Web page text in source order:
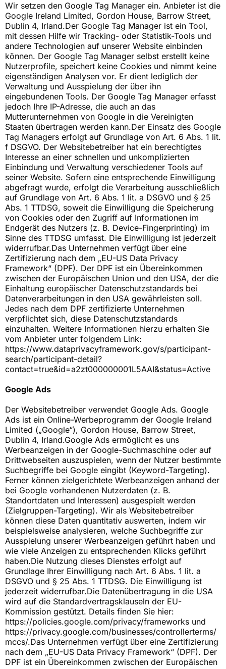
Wir setzen den Google Tag Manager ein. Anbieter ist die
Google Ireland Limited, Gordon House, Barrow Street,
Dublin 4, Irland.Der Google Tag Manager ist ein Tool,
mit dessen Hilfe wir Tracking- oder Statistik-Tools und
andere Technologien auf unserer Website einbinden
können. Der Google Tag Manager selbst erstellt keine
Nutzerprofile, speichert keine Cookies und nimmt keine
eigenständigen Analysen vor. Er dient lediglich der
Verwaltung und Ausspielung der über ihn
eingebundenen Tools. Der Google Tag Manager erfasst
jedoch Ihre IP-Adresse, die auch an das
Mutterunternehmen von Google in die Vereinigten
Staaten übertragen werden kann.Der Einsatz des Google
Tag Managers erfolgt auf Grundlage von Art. 6 Abs. 1 lit.
f DSGVO. Der Websitebetreiber hat ein berechtigtes
Interesse an einer schnellen und unkomplizierten
Einbindung und Verwaltung verschiedener Tools auf
seiner Website. Sofern eine entsprechende Einwilligung
abgefragt wurde, erfolgt die Verarbeitung ausschließlich
auf Grundlage von Art. 6 Abs. 1 lit. a DSGVO und § 25
Abs. 1 TTDSG, soweit die Einwilligung die Speicherung
von Cookies oder den Zugriff auf Informationen im
Endgerät des Nutzers (z. B. Device-Fingerprinting) im
Sinne des TTDSG umfasst. Die Einwilligung ist jederzeit
widerrufbar.Das Unternehmen verfügt über eine
Zertifizierung nach dem „EU-US Data Privacy
Framework“ (DPF). Der DPF ist ein Übereinkommen
zwischen der Europäischen Union und den USA, der die
Einhaltung europäischer Datenschutzstandards bei
Datenverarbeitungen in den USA gewährleisten soll.
Jedes nach dem DPF zertifizierte Unternehmen
verpflichtet sich, diese Datenschutzstandards
einzuhalten. Weitere Informationen hierzu erhalten Sie
vom Anbieter unter folgendem Link:
https://www.dataprivacyframework.gov/s/participant-
search/participant-detail?
contact=true&id=a2zt000000001L5AAI&status=Active
Google Ads
Der Websitebetreiber verwendet Google Ads. Google
Ads ist ein Online-Werbeprogramm der Google Ireland
Limited („Google“), Gordon House, Barrow Street,
Dublin 4, Irland.Google Ads ermöglicht es uns
Werbeanzeigen in der Google-Suchmaschine oder auf
Drittwebseiten auszuspielen, wenn der Nutzer bestimmte
Suchbegriffe bei Google eingibt (Keyword-Targeting).
Ferner können zielgerichtete Werbeanzeigen anhand der
bei Google vorhandenen Nutzerdaten (z. B.
Standortdaten und Interessen) ausgespielt werden
(Zielgruppen-Targeting). Wir als Websitebetreiber
können diese Daten quantitativ auswerten, indem wir
beispielsweise analysieren, welche Suchbegriffe zur
Ausspielung unserer Werbeanzeigen geführt haben und
wie viele Anzeigen zu entsprechenden Klicks geführt
haben.Die Nutzung dieses Dienstes erfolgt auf
Grundlage Ihrer Einwilligung nach Art. 6 Abs. 1 lit. a
DSGVO und § 25 Abs. 1 TTDSG. Die Einwilligung ist
jederzeit widerrufbar.Die Datenübertragung in die USA
wird auf die Standardvertragsklauseln der EU-
Kommission gestützt. Details finden Sie hier:
https://policies.google.com/privacy/frameworks und
https://privacy.google.com/businesses/controllerterms/
mccs/.Das Unternehmen verfügt über eine Zertifizierung
nach dem „EU-US Data Privacy Framework“ (DPF). Der
DPF ist ein Übereinkommen zwischen der Europäischen